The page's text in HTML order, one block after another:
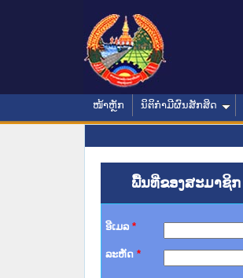
ໜ້າຫຼັກ ນິຕິກໍາມີຜົນສັກສິດ
ພື້ນທີ່ຂອງສະມາຊິກ
ອີເມລ *
ລະຫັດ *